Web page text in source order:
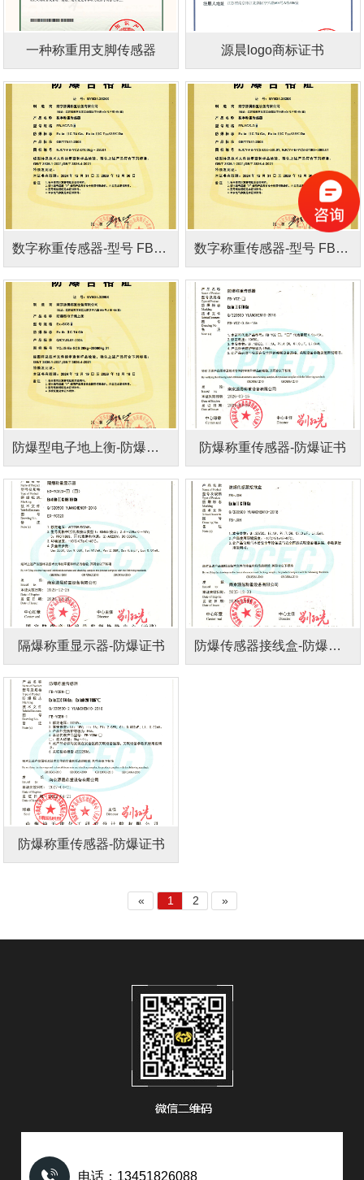
一种称重用支脚传感器 源晨logo商标证书
数字称重传感器-型号 FB-YCZ-D a 数字称重传感器-型号 FB-YCS-D a
防爆型电子地上衡-防爆证书 防爆称重传感器-防爆证书
隔爆称重显示器-防爆证书 防爆传感器接线盒-防爆证书
防爆称重传感器-防爆证书
« 1 2 »
电话：13451826088